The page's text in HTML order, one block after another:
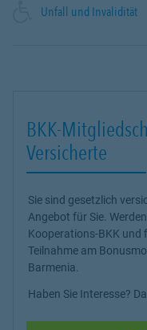
Unfall und Invalidität
BKK-
Versicherte
Sie sind gesetzlich
Angebot für Sie.
Kooperations-BKK und
Teilnahme am
Barmenia.
Haben Sie Interesse?